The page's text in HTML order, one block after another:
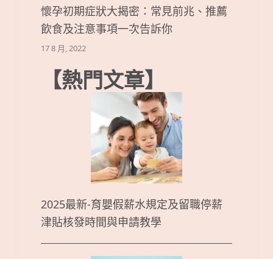
懷孕初期症狀大揭密：常見前兆、推薦
飲食及注意事項一次告訴你
17 8 月, 2022
【熱門文章】
2025最新-育嬰假薪水規定及留職停薪
津貼核發時間與申請教學